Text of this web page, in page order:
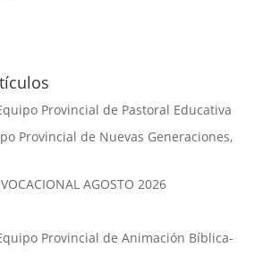
Provincial de Pastoral Educativa
Provincial de Nuevas Generaciones,
AGOSTO 2026
Provincial de Animación Bíblica-